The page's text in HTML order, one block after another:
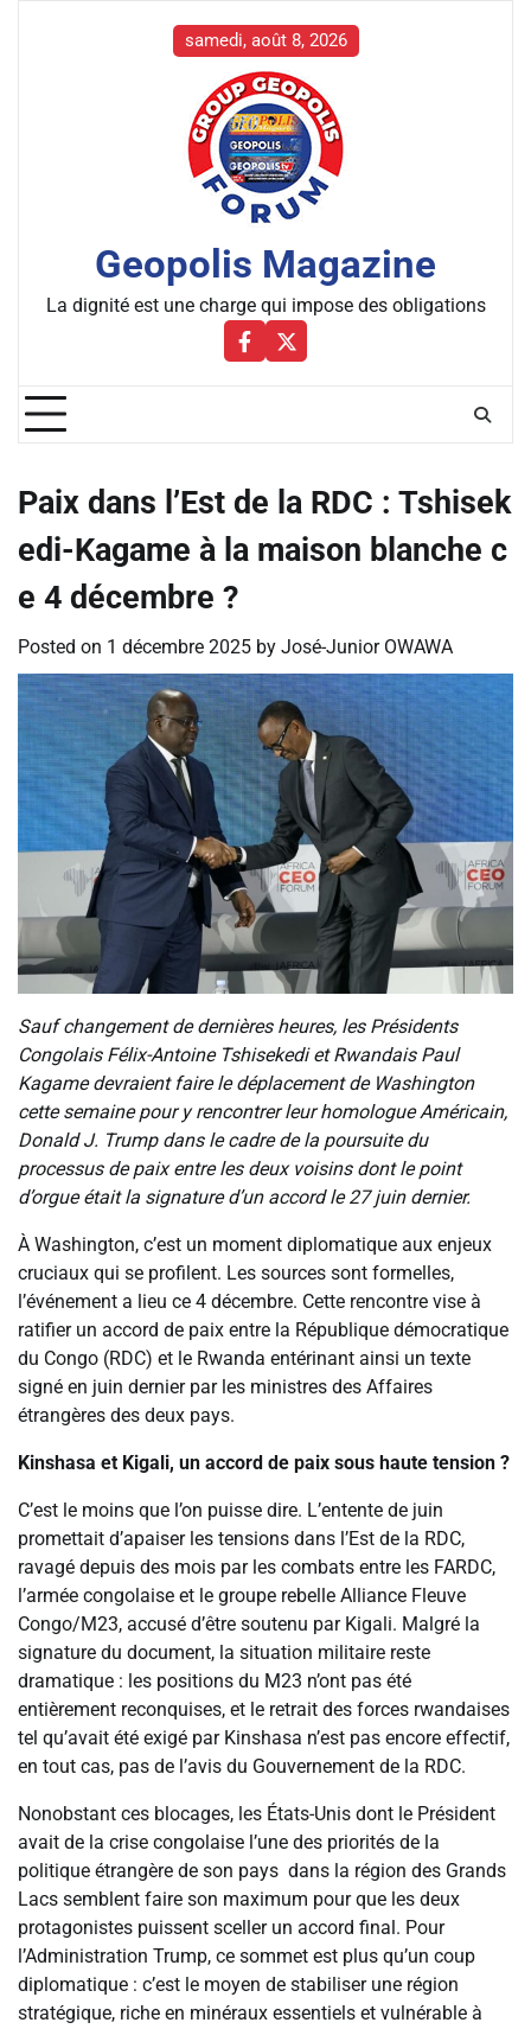
samedi, août 8, 2026
Geopolis Magazine
La dignité est une charge qui impose des obligations
Facebbok
X
Paix dans l’Est de la RDC : Tshisek
edi-Kagame à la maison blanche c
e 4 décembre ?
Posted on 1 décembre 2025 by José-Junior OWAWA
Sauf changement de dernières heures, les Présidents
Congolais Félix-Antoine Tshisekedi et Rwandais Paul
Kagame devraient faire le déplacement de Washington
cette semaine pour y rencontrer leur homologue Américain,
Donald J. Trump dans le cadre de la poursuite du
processus de paix entre les deux voisins dont le point
d’orgue était la signature d’un accord le 27 juin dernier.
À Washington, c’est un moment diplomatique aux enjeux
cruciaux qui se profilent. Les sources sont formelles,
l’événement a lieu ce 4 décembre. Cette rencontre vise à
ratifier un accord de paix entre la République démocratique
du Congo (RDC) et le Rwanda entérinant ainsi un texte
signé en juin dernier par les ministres des Affaires
étrangères des deux pays.
Kinshasa et Kigali, un accord de paix sous haute tension ?
C’est le moins que l’on puisse dire. L’entente de juin
promettait d’apaiser les tensions dans l’Est de la RDC,
ravagé depuis des mois par les combats entre les FARDC,
l’armée congolaise et le groupe rebelle Alliance Fleuve
Congo/M23, accusé d’être soutenu par Kigali. Malgré la
signature du document, la situation militaire reste
dramatique : les positions du M23 n’ont pas été
entièrement reconquises, et le retrait des forces rwandaises
tel qu’avait été exigé par Kinshasa n’est pas encore effectif,
en tout cas, pas de l’avis du Gouvernement de la RDC.
Nonobstant ces blocages, les États-Unis dont le Président
avait de la crise congolaise l’une des priorités de la
politique étrangère de son pays dans la région des Grands
Lacs semblent faire son maximum pour que les deux
protagonistes puissent sceller un accord final. Pour
l’Administration Trump, ce sommet est plus qu’un coup
diplomatique : c’est le moyen de stabiliser une région
stratégique, riche en minéraux essentiels et vulnérable à